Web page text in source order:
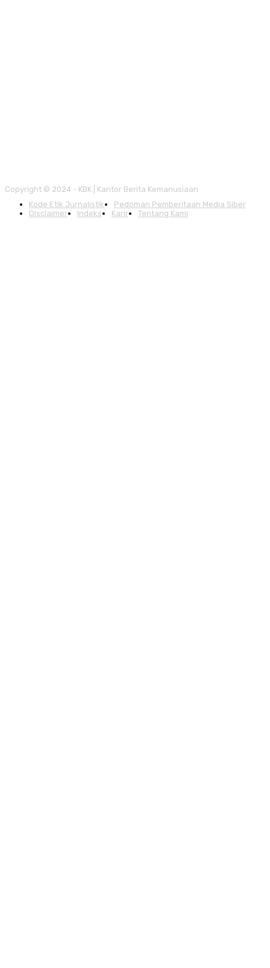
Copyright © 2024 - KBK | Kantor Berita Kemanusiaan
Kode Etik Jurnalistik
Pedoman Pemberitaan Media Siber
Disclaimer
Indeks Karir Tentang Kami